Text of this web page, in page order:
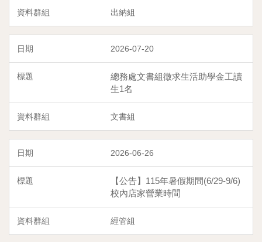
出納組
2026-07-20
總務處文書組徵求生活助學金工讀
生1名
文書組
2026-06-26
【公告】115年暑假期間(6/29-9/6)
校內店家營業時間
經管組